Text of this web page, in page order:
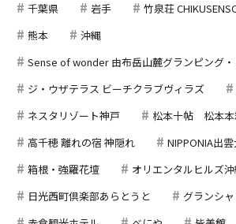
千葉県
岩手
竹泉荘
熊本
沖縄
Sense of wonder 由布岳山麓グランピング・
ジ・ウザテラス ビーチクラブヴィラズ
ネスタリゾート神戸
松本十帖 松本本
高千穂 離れの宿 神隠れ
NIPPONIA出
箱根・強羅花壇
オリエンタルヒルズ
日光西町倶楽部あらとうと
グランシ